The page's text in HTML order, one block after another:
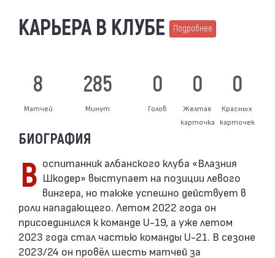
КАРЬЕРА В КЛУБЕ Подробнее
8
Матчей
285
Минут
0
Голов
0
Желтая
карточка
0
Красных
карточек
БИОГРАФИЯ
Воспитанник албанского клуба «Влазния Шкодер» выступает на позиции левого
вингера, но также успешно действует в
роли нападающего. Летом 2022 года он
присоединился к команде U-19, а уже летом
2023 года стал частью команды U-21. В сезоне
2023/24 он провёл шесть матчей за